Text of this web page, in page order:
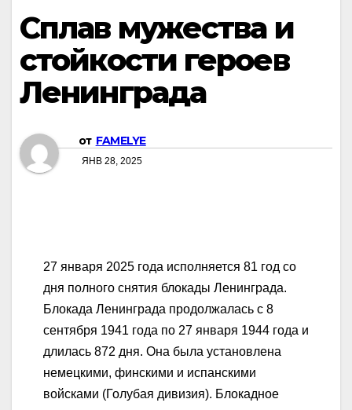
Сплав мужества и
стойкости героев
Ленинграда
от FAMELYE
ЯНВ 28, 2025
27 января 2025 года исполняется 81 год со
дня полного снятия блокады Ленинграда.
Блокада Ленинграда продолжалась с 8
сентября 1941 года по 27 января 1944 года и
длилась 872 дня. Она была установлена
немецкими, финскими и испанскими
войсками (Голубая дивизия). Блокадное